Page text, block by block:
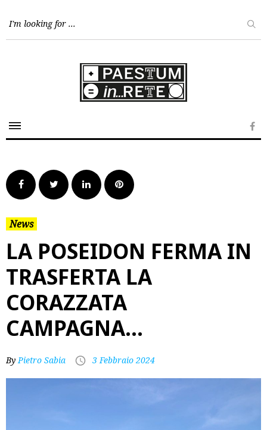
FacebookTwitter LinkedInPinterest
News
LA POSEIDON FERMA IN
TRASFERTA LA
CORAZZATA
CAMPAGNA…
ByPietro Sabia 3 Febbraio 2024